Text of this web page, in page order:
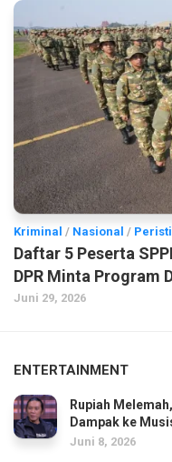
Kriminal / Nasional /
Daftar 5 Peserta
DPR Minta Program
Juni 29, 2026
ENTERTAINMENT
Rupiah
Dampak ke
Juni 8, 2026